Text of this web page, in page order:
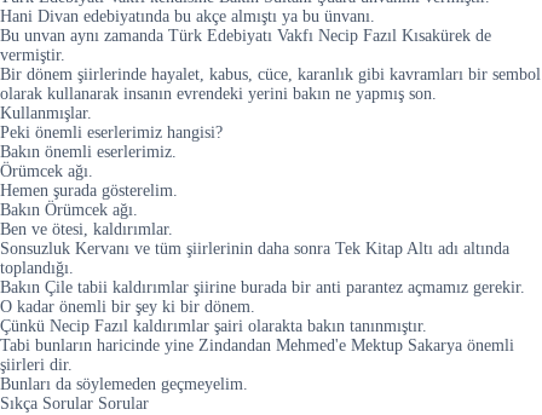
Hani Divan edebiyatında bu akçe almıştı ya bu ünvanı.
Bu unvan aynı zamanda Türk Edebiyatı Vakfı Necip Fazıl Kısakürek de
vermiştir.
Bir dönem şiirlerinde hayalet, kabus, cüce, karanlık gibi kavramları bir sembol
olarak kullanarak insanın evrendeki yerini bakın ne yapmış son.
Kullanmışlar.
Peki önemli eserlerimiz hangisi?
Bakın önemli eserlerimiz.
Örümcek ağı.
Hemen şurada gösterelim.
Bakın Örümcek ağı.
Ben ve ötesi, kaldırımlar.
Sonsuzluk Kervanı ve tüm şiirlerinin daha sonra Tek Kitap Altı adı altında
toplandığı.
Bakın Çile tabii kaldırımlar şiirine burada bir anti parantez açmamız gerekir.
O kadar önemli bir şey ki bir dönem.
Çünkü Necip Fazıl kaldırımlar şairi olarakta bakın tanınmıştır.
Tabi bunların haricinde yine Zindandan Mehmed'e Mektup Sakarya önemli
şiirleri dir.
Bunları da söylemeden geçmeyelim.
Sıkça Sorular Sorular